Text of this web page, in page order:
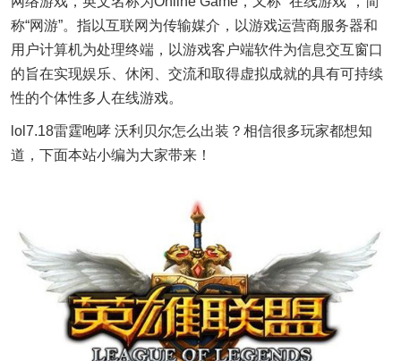
称“网游”。指以互联网为传输媒介，以游戏运营商服务器和
用户计算机为处理终端，以游戏客户端软件为信息交互窗口
的旨在实现娱乐、休闲、交流和取得虚拟成就的具有可持续
性的个体性多人在线游戏。
lol7.18雷霆咆哮 沃利贝尔怎么出装？相信很多玩家都想知
道，下面本站小编为大家带来！